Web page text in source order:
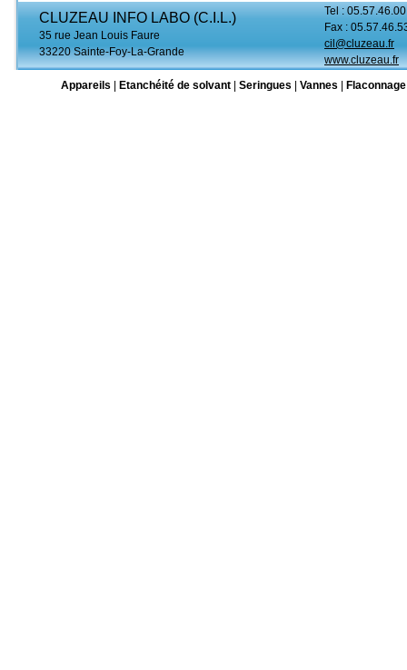
CLUZEAU INFO LABO (C.I.L.)
35 rue Jean Louis Faure
33220 Sainte-Foy-La-Grande
Tel :
Fax :
cil@cluzeau.fr
www.cluzeau.fr
Appareils
Etanchéité de solvant Seringues Vannes Flaconnage